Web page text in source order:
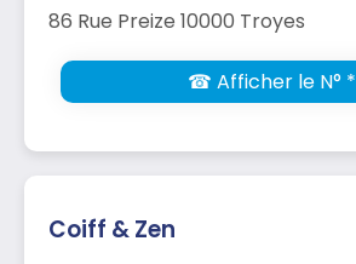
86 Rue Preize 10000 Troyes
☎ Afficher le N° *
Coiff & Zen